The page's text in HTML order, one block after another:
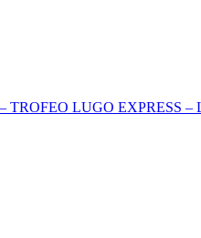
LUGO EXPRESS –